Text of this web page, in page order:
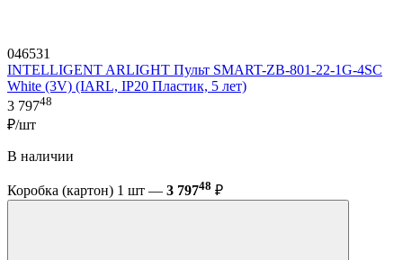
046531
INTELLIGENT ARLIGHT Пульт SMART-ZB-801-22-1G-4SC
White (3V) (IARL, IP20 Пластик, 5 лет)
3 79748
₽/шт
В наличии
Коробка (картон) 1 шт — 3 79748 ₽